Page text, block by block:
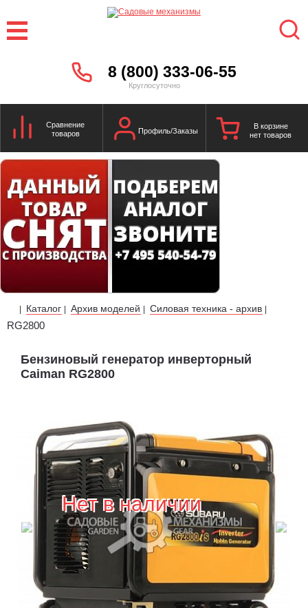
8 (800) 333-06-55
Круглосуточно
Сравнение
товаров
Профиль/Заказы
В корзине
нет товаров
| Каталог | Архив моделей | Силовая техника - архив |
RG2800
Бензиновый генератор инверторный
Caiman RG2800
Нет в наличии